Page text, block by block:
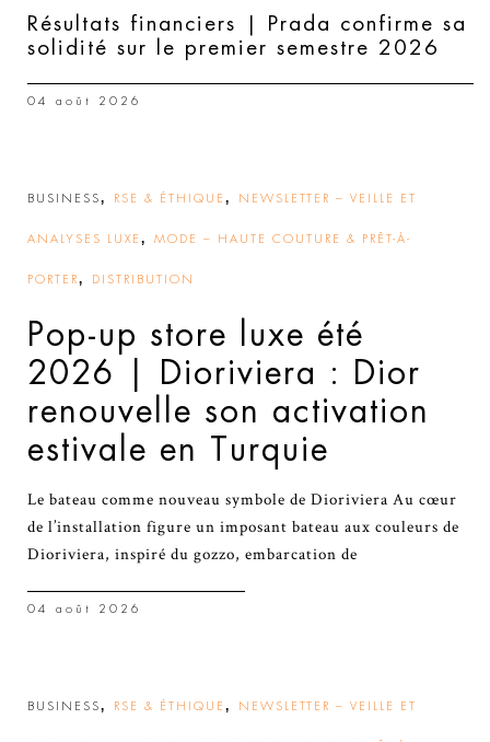
Résultats financiers | Prada confirme sa
solidité sur le premier semestre 2026
04 août 2026
BUSINESS, RSE & ÉTHIQUE , NEWSLETTER – VEILLE ET
ANALYSES LUXE , MODE – HAUTE COUTURE & PRÊT-À-
PORTER, DISTRIBUTION
Pop-up store luxe été
2026 | Dioriviera : Dior
renouvelle son activation
estivale en Turquie
Le bateau comme nouveau symbole de Dioriviera Au cœur
de l’installation figure un imposant bateau aux couleurs de
Dioriviera, inspiré du gozzo, embarcation de
04 août 2026
BUSINESS, RSE & ÉTHIQUE , NEWSLETTER – VEILLE ET